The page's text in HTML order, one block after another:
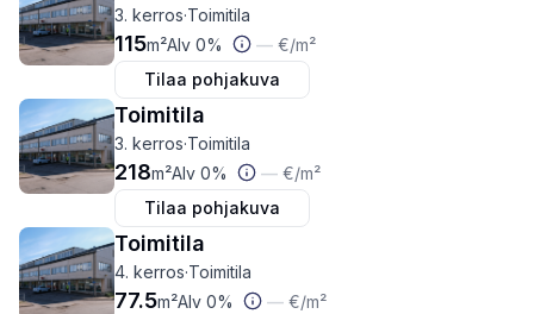
3. kerros·Toimitila
115m²Alv 0% — €/m²
Tilaa pohjakuva
Toimitila
3. kerros·Toimitila
218m²Alv 0% — €/m²
Tilaa pohjakuva
Toimitila
4. kerros·Toimitila
77.5m²Alv 0% — €/m²